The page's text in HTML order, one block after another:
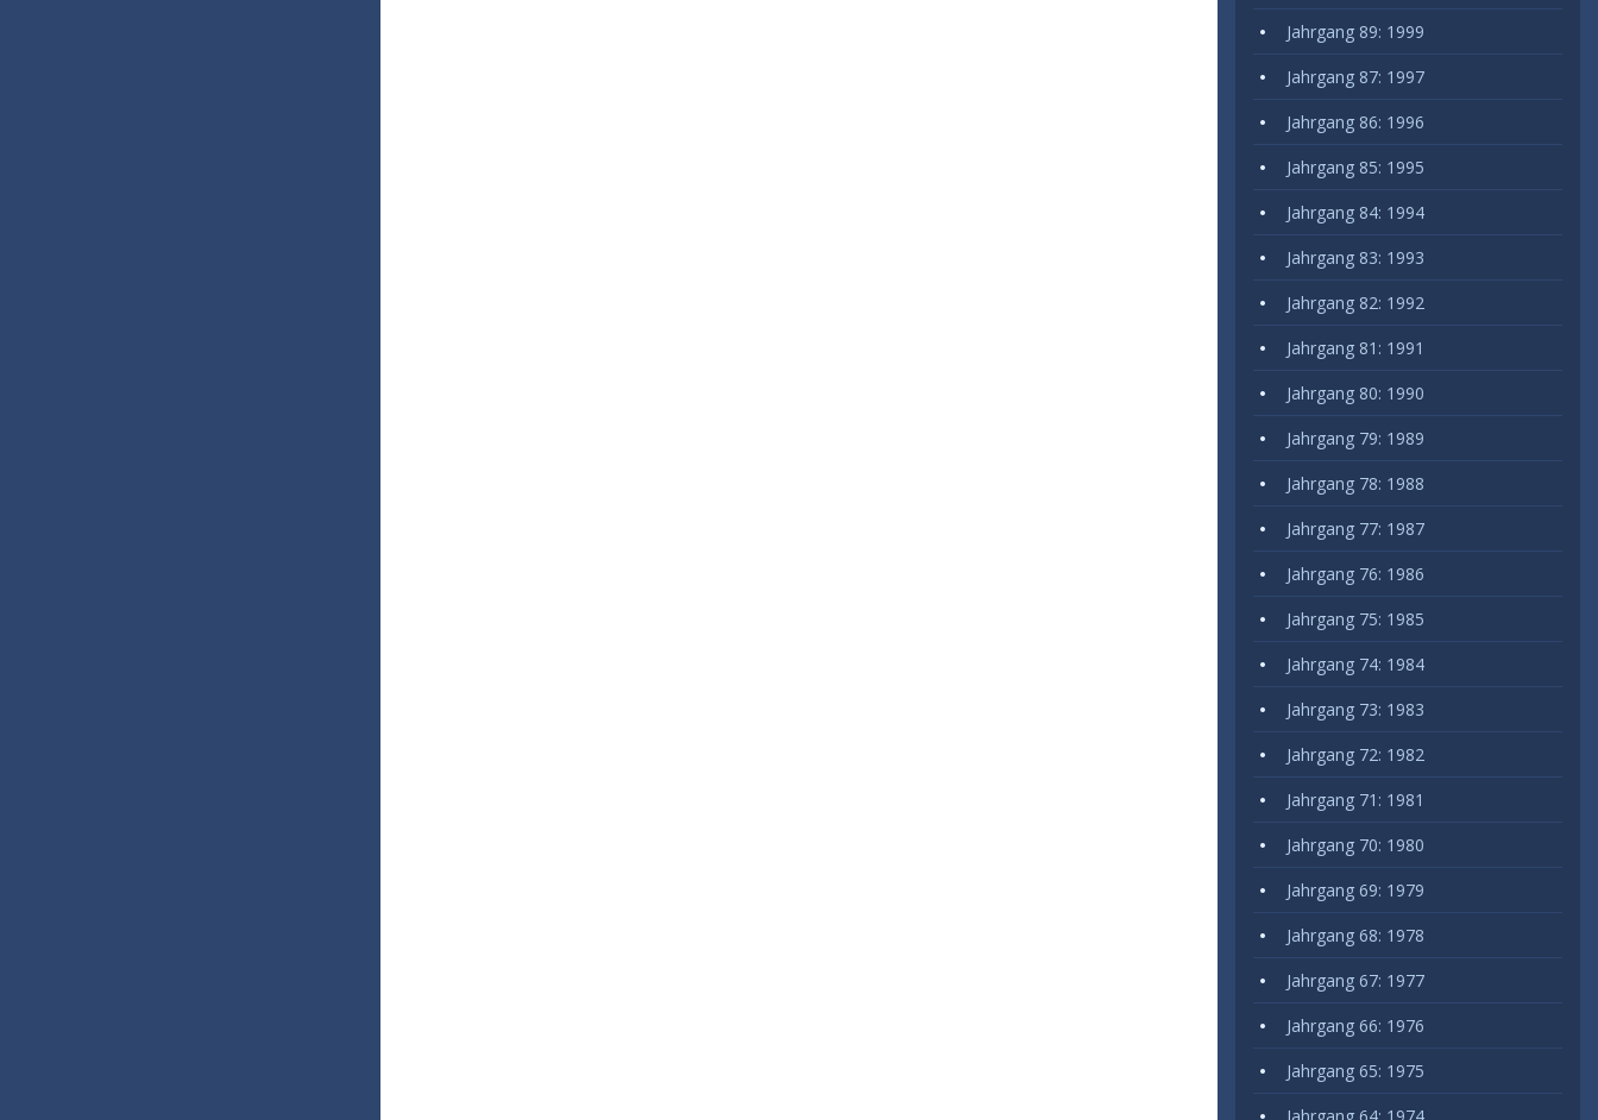
Jahrgang 89: 1999
Jahrgang 87: 1997
Jahrgang 86: 1996
Jahrgang 85: 1995
Jahrgang 84: 1994
Jahrgang 83: 1993
Jahrgang 82: 1992
Jahrgang 81: 1991
Jahrgang 80: 1990
Jahrgang 79: 1989
Jahrgang 78: 1988
Jahrgang 77: 1987
Jahrgang 76: 1986
Jahrgang 75: 1985
Jahrgang 74: 1984
Jahrgang 73: 1983
Jahrgang 72: 1982
Jahrgang 71: 1981
Jahrgang 70: 1980
Jahrgang 69: 1979
Jahrgang 68: 1978
Jahrgang 67: 1977
Jahrgang 66: 1976
Jahrgang 65: 1975